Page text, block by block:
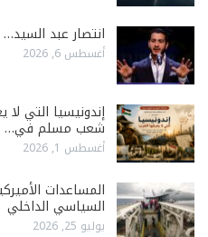
انتصار عبد السيد…
أغسطس 6, 2026
إندونيسيا التي
شعب مسلم في…
أغسطس 1, 2026
المساعدات
السياسي الداخلي
يوليو 25, 2026